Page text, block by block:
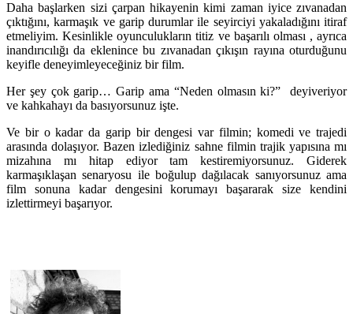
Daha başlarken sizi çarpan hikayenin kimi zaman iyice zıvanadan
çıktığını, karmaşık ve garip durumlar ile seyirciyi yakaladığını itiraf
etmeliyim. Kesinlikle oyunculukların titiz ve başarılı olması , ayrıca
inandırıcılığı da eklenince bu zıvanadan çıkışın rayına oturduğunu
keyifle deneyimleyeceğiniz bir film.
Her şey çok garip… Garip ama “Neden olmasın ki?” deyiveriyor
ve kahkahayı da basıyorsunuz işte.
Ve bir o kadar da garip bir dengesi var filmin; komedi ve trajedi
arasında dolaşıyor. Bazen izlediğiniz sahne filmin trajik yapısına mı
mizahına mı hitap ediyor tam kestiremiyorsunuz. Giderek
karmaşıklaşan senaryosu ile boğulup dağılacak sanıyorsunuz ama
film sonuna kadar dengesini korumayı başararak size kendini
izlettirmeyi başarıyor.